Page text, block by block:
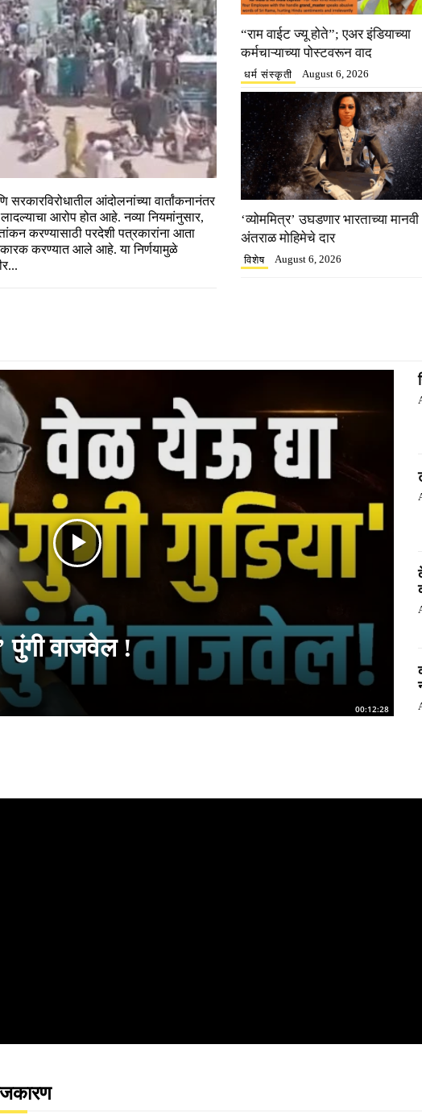
आंदोलनांच्या वार्तांकनानंतर
आरोप होत आहे. नव्या नियमांनुसार,
करण्यासाठी परदेशी पत्रकारांना आता
करण्यात आले आहे. या निर्णयामुळे
“राम वाईट ज्यू होते”; एअर इंडियाच्या
कर्मचाऱ्याच्या पोस्टवरून वाद
धर्म संस्कृती August 6, 2026
‘व्योममित्र’ उघडणार भारताच्या मानवी
अंतराळ मोहिमेचे दार
विशेष August 6, 2026
00:12:28
पुंगी वाजवेल !